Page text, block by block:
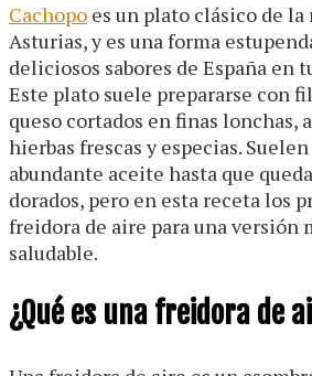
Cachopo es un plato clásico de
Asturias, y es una forma
deliciosos sabores de España en
Este plato suele prepararse con
queso cortados en finas lonchas,
hierbas frescas y especias.
abundante aceite hasta que
dorados, pero en esta receta los
freidora de aire para una versión
saludable.
¿Qué es una freidora de